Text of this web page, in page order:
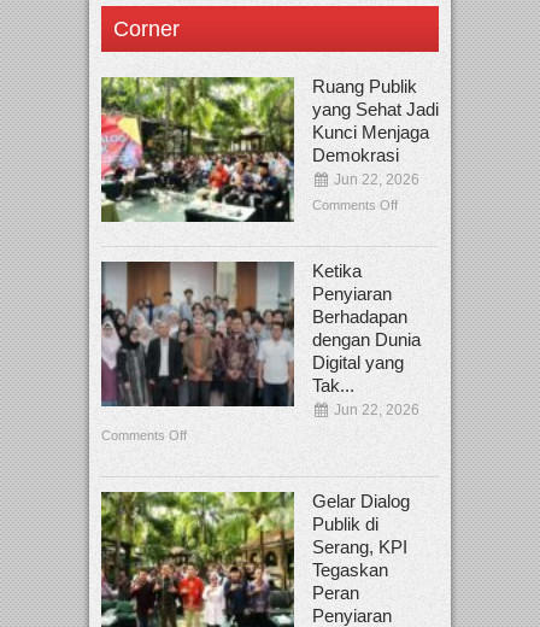
Corner
Ruang Publik
yang Sehat Jadi
Kunci Menjaga
Demokrasi
Jun 22, 2026
Comments Off
Ketika
Penyiaran
Berhadapan
dengan Dunia
Digital yang
Tak...
Jun 22, 2026
Comments Off
Gelar Dialog
Publik di
Serang, KPI
Tegaskan
Peran
Penyiaran